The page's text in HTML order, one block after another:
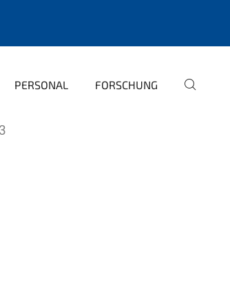
PERSONAL FORSCHUNG